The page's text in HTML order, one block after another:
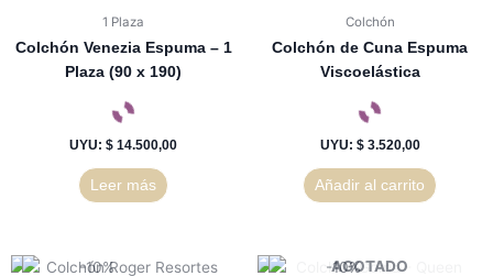
1 Plaza
Colchón Venezia Espuma – 1
Plaza (90 x 190)
UYU: $ 14.500,00
Leer más
Colchón
Colchón de Cuna Espuma
Viscoelástica
UYU: $ 3.520,00
Añadir al carrito
AGOTADO